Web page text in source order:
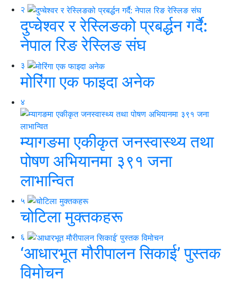
२
दुप्चेश्वर र रेस्लिङको प्रबर्द्धन गर्दै:
नेपाल रिङ रेस्लिङ संघ
३
मोरिंगा एक फाइदा अनेक
४
म्यागङमा एकीकृत जनस्वास्थ्य तथा
पोषण अभियानमा ३९१ जना
लाभान्वित
५
चोटिला मुक्तकहरू
६
‘आधारभूत मौरीपालन सिकाई’ पुस्तक
विमोचन